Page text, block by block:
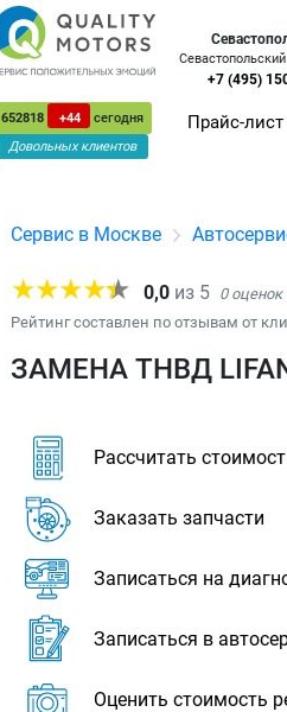
652818 +44
сегодня
Довольных клиентов
+7 (495)
Прайс-лист
Сервис в Москве
0,0 из 5 0оценок
Рейтинг составлен по отзывам от
ЗАМЕНА ТНВД
Рассчитать
Заказать запчасти
Записаться на
Записаться в
Оценить стоимость